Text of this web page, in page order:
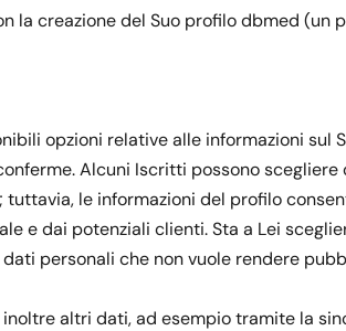
la creazione del Suo profilo dbmed
opzioni relative alle informazioni sul
Alcuni Iscritti possono
tuttavia, le informazioni del profilo
e dai potenziali clienti. Sta a Lei
personali che non vuole rendere
altri dati, ad esempio tramite la